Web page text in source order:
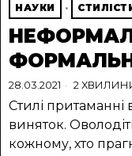
НАУКИ ·
28.03.2021 2
Cтилі притаманні
виняток.
кожному, хто